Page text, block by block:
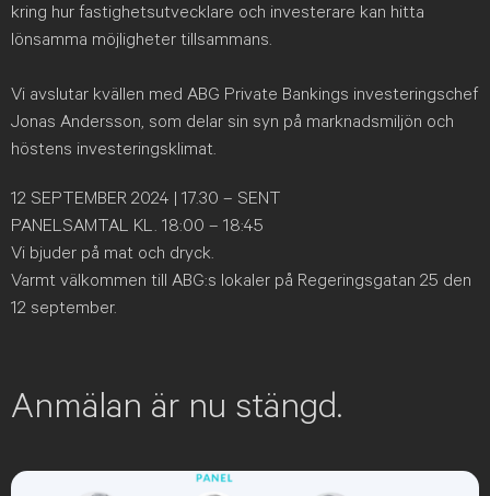
kring hur fastighetsutvecklare och investerare kan hitta
lönsamma möjligheter tillsammans.
Vi avslutar kvällen med ABG Private Bankings investeringschef
Jonas Andersson, som delar sin syn på marknadsmiljön och
höstens investeringsklimat.
12 SEPTEMBER 2024 | 17.30 – SENT
PANELSAMTAL KL. 18:00 – 18:45
Vi bjuder på mat och dryck.
Varmt välkommen till ABG:s lokaler på Regeringsgatan 25 den
12 september.
Anmälan är nu stängd.